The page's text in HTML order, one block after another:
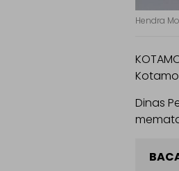
Hendra
Dinas